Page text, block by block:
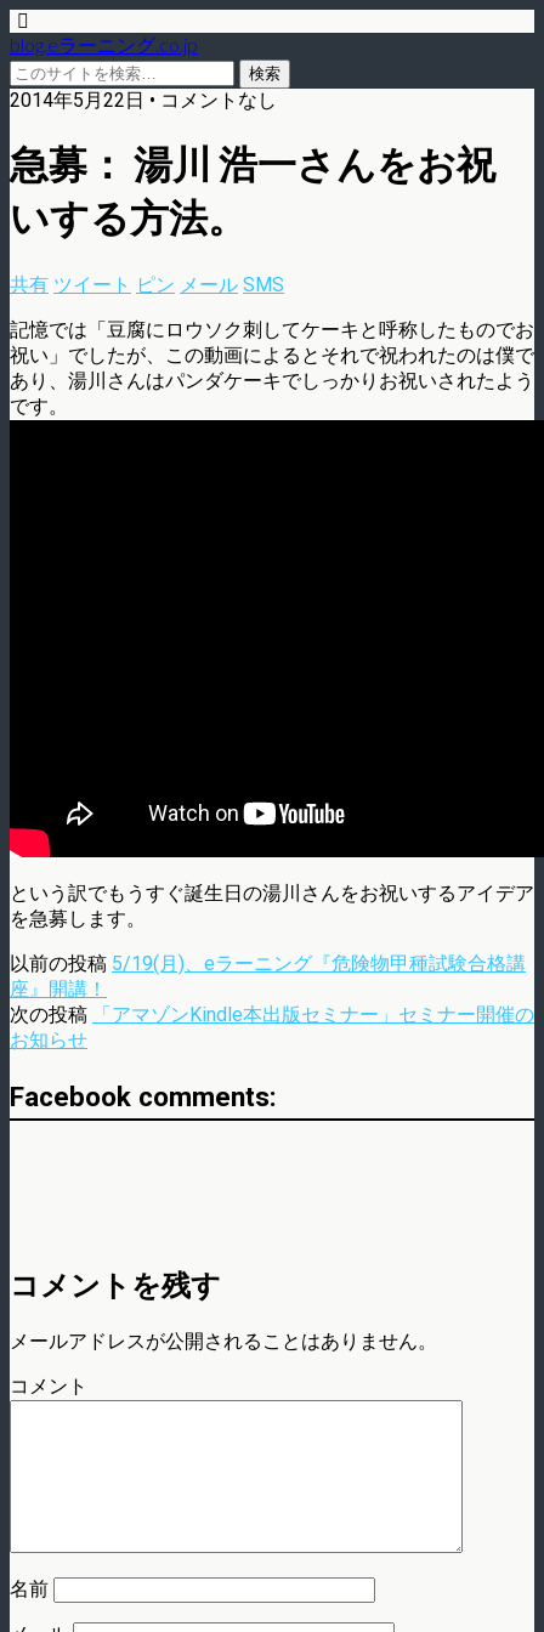
blog.eラーニング.co.jp
2014年5月22日 • コメントなし
急募： 湯川 浩一さんをお祝
いする方法。
共有 ツイート ピン メール SMS
記憶では「豆腐にロウソク刺してケーキと呼称したものでお
祝い」でしたが、この動画によるとそれで祝われたのは僕で
あり、湯川さんはパンダケーキでしっかりお祝いされたよう
です。
という訳でもうすぐ誕生日の湯川さんをお祝いするアイデア
を急募します。
以前の投稿 5/19(月)、eラーニング『危険物甲種試験合格講
座』開講！
次の投稿
「アマゾンKindle本出版セミナー」セミナー開催の
お知らせ
Facebook comments:
コメントを残す
メールアドレスが公開されることはありません。
コメント
名前